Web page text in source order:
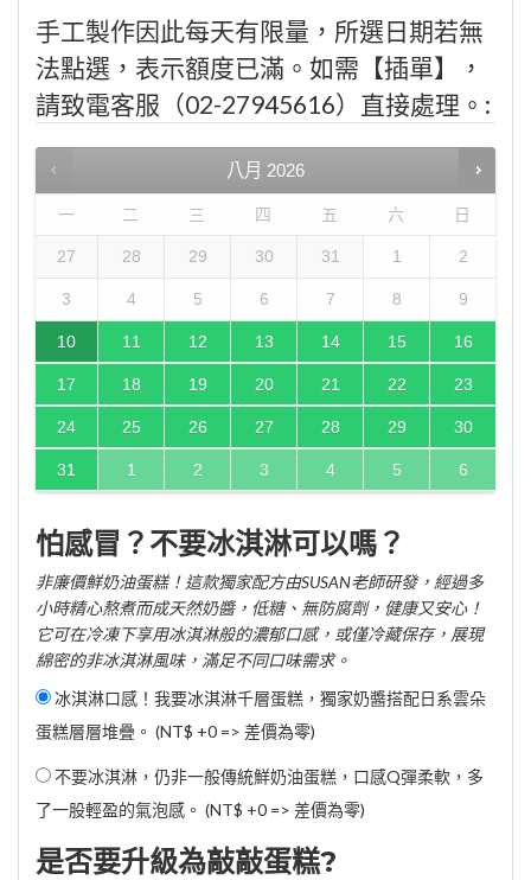
手工製作因此每天有限量，所選日期若無
法點選，表示額度已滿。如需【插單】，
請致電客服（02-27945616）直接處理。:
八月 2026
一 二 三 四 五 六 日
27 28 29 30 31 1 2
3 4 5 6 7 8 9
10 11 12 13 14 15 16
17 18 19 20 21 22 23
24 25 26 27 28 29 30
31 1 2 3 4 5 6
怕感冒？不要冰淇淋可以嗎？
非廉價鮮奶油蛋糕！這款獨家配方由SUSAN老師研發，經過多
小時精心熬煮而成天然奶醬，低糖、無防腐劑，健康又安心！
它可在冷凍下享用冰淇淋般的濃郁口感，或僅冷藏保存，展現
綿密的非冰淇淋風味，滿足不同口味需求。
冰淇淋口感！我要冰淇淋千層蛋糕，獨家奶醬搭配日系雲朵
蛋糕層層堆疊。 (NT$ +0 => 差價為零)
不要冰淇淋，仍非一般傳統鮮奶油蛋糕，口感Q彈柔軟，多
了一股輕盈的氣泡感。 (NT$ +0 => 差價為零)
是否要升級為敲敲蛋糕?